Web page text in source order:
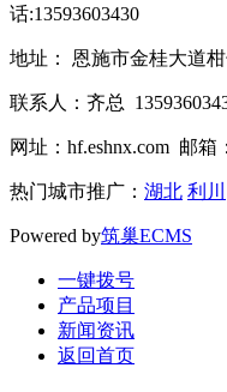
话:13593603430
地址： 恩施市金桂大道
联系人：齐总
网址：hf.eshnx.com 邮箱
热门城市推广： 湖北 利川
Powered by筑巢ECMS
一键拨号
产品项目
新闻资讯
返回首页